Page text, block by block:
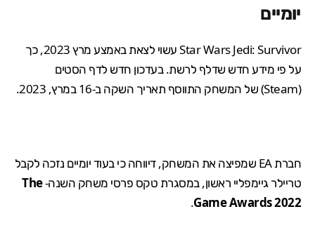
יומיים
Star Wars Jedi: Survivor
עשוי לצאת באמצע מרץ 2023, כך
על פי מידע חדש שדלף לרשת. בעדכון חדש לדף הסטים
(Steam) של המשחק התווסף תאריך השקה ב-16 במרץ, 2023.
חברת EA שמפיצה את המשחק, דיווחה כי בעוד יומיים נזכה לקבל
טריילר גיימפליי ראשון, במסגרת טקס פרסי משחק השנה-The
Game Awards 2022
.